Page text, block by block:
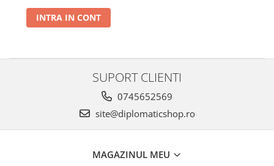
INTRA IN CONT
SUPORT CLIENTI
0745652569
site@diplomaticshop.ro
MAGAZINUL MEU